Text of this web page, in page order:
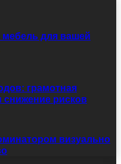
для вашей
грамотная
снижение рисков
визуально